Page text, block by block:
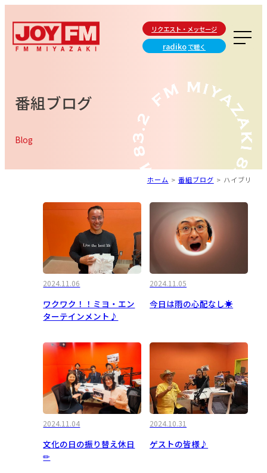
リクエスト・メッセージ
radiko で聴く
番組ブログ
Blog
ホーム > 番組ブログ > ハイブリ
2024.11.06
ワクワク！！ミヨ・エン
ターテインメント♪
2024.11.05
今日は雨の心配なし☀
2024.11.04
文化の日の振り替え休日
✏
2024.10.31
ゲストの皆様♪